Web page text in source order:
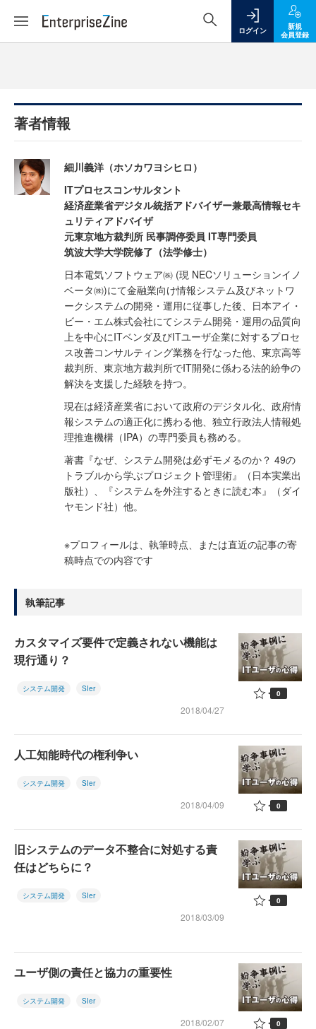
ログイン
新規
会員登録
著者情報
細川義洋（ホソカワヨシヒロ）
ITプロセスコンサルタント
経済産業省デジタル統括アドバイザー兼最高情報セキ
ュリティアドバイザ
元東京地方裁判所 民事調停委員 IT専門委員
筑波大学大学院修了（法学修士）
日本電気ソフトウェア㈱ (現 NECソリューションイノ
ベータ㈱)にて金融業向け情報システム及びネットワ
ークシステムの開発・運用に従事した後、日本アイ・
ビー・エム株式会社にてシステム開発・運用の品質向
上を中心にITベンダ及びITユーザ企業に対するプロセ
ス改善コンサルティング業務を行なった他、東京高等
裁判所、東京地方裁判所でIT開発に係わる法的紛争の
解決を支援した経験を持つ。
現在は経済産業省において政府のデジタル化、政府情
報システムの適正化に携わる他、独立行政法人情報処
理推進機構（IPA）の専門委員も務める。
著書『なぜ、システム開発は必ずモメるのか？ 49の
トラブルから学ぶプロジェクト管理術』（日本実業出
版社）、『システムを外注するときに読む本』（ダイ
ヤモンド社）他。
※プロフィールは、執筆時点、または直近の記事の寄
稿時点での内容です
執筆記事
カスタマイズ要件で定義されない機能は
現行通り？
システム開発 SIer
2018/04/27
0
人工知能時代の権利争い
システム開発 SIer
2018/04/09 0
旧システムのデータ不整合に対処する責
任はどちらに？
システム開発 SIer
2018/03/09
0
ユーザ側の責任と協力の重要性
システム開発 SIer
2018/02/07 0